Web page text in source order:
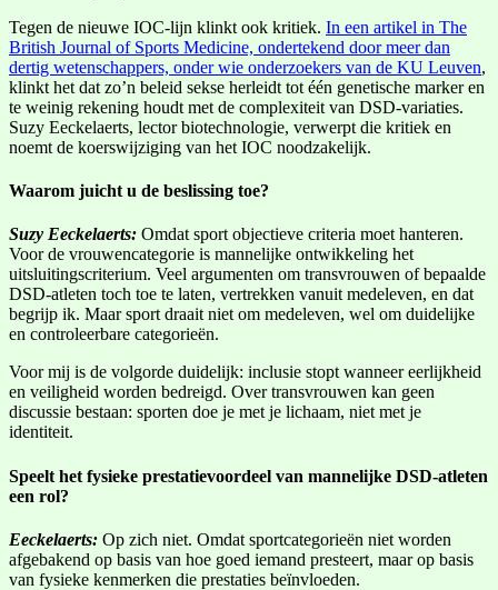
Tegen de nieuwe IOC-lijn klinkt ook kritiek. In een artikel in The
British Journal of Sports Medicine, ondertekend door meer dan
dertig wetenschappers, onder wie onderzoekers van de KU Leuven,
klinkt het dat zo’n beleid sekse herleidt tot één genetische marker en
te weinig rekening houdt met de complexiteit van DSD-variaties.
Suzy Eeckelaerts, lector biotechnologie, verwerpt die kritiek en
noemt de koerswijziging van het IOC noodzakelijk.
Waarom juicht u de beslissing toe?
Suzy Eeckelaerts: Omdat sport objectieve criteria moet hanteren.
Voor de vrouwencategorie is mannelijke ontwikkeling het
uitsluitingscriterium. Veel argumenten om transvrouwen of bepaalde
DSD-atleten toch toe te laten, vertrekken vanuit medeleven, en dat
begrijp ik. Maar sport draait niet om medeleven, wel om duidelijke
en controleerbare categorieën.
Voor mij is de volgorde duidelijk: inclusie stopt wanneer eerlijkheid
en veiligheid worden bedreigd. Over transvrouwen kan geen
discussie bestaan: sporten doe je met je lichaam, niet met je
identiteit.
Speelt het fysieke prestatievoordeel van mannelijke DSD-atleten
een rol?
Eeckelaerts: Op zich niet. Omdat sportcategorieën niet worden
afgebakend op basis van hoe goed iemand presteert, maar op basis
van fysieke kenmerken die prestaties beïnvloeden.